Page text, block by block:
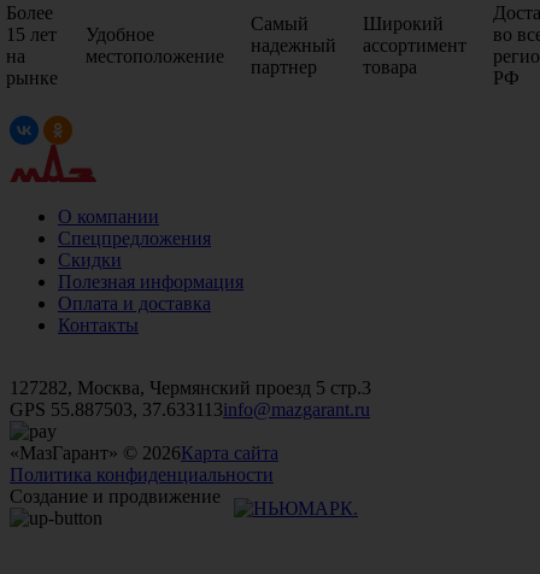
Более
15 лет
на
рынке
Удобное
местоположение
Самый
надежный
партнер
Широкий
ассортимент
товара
во
РФ
О компании
Спецпредложения
Скидки
Полезная информация
Оплата и доставка
Контакты
127282, Москва, Чермянский проезд 5 стр.3
GPS 55.887503, 37.633113info@mazgarant.ru
«МазГарант» © 2026Карта сайта
Политика конфиденциальности
Создание и продвижение